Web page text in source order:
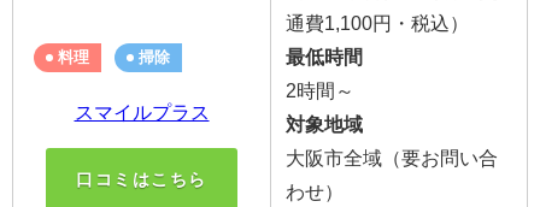
料理 掃除
スマイルプラス
口コミはこちら
通費1,100円・税込）
最低時間
2時間～
対象地域
大阪市全域（要お問い合
わせ）